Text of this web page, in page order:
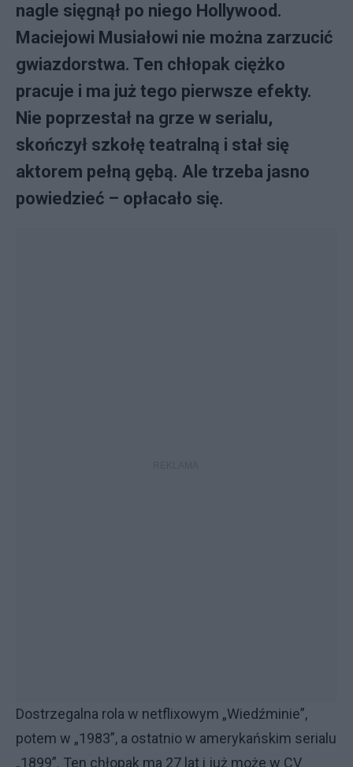
nagle sięgnął po niego Hollywood.
Maciejowi Musiałowi nie można zarzucić
gwiazdorstwa. Ten chłopak ciężko
pracuje i ma już tego pierwsze efekty.
Nie poprzestał na grze w serialu,
skończył szkołę teatralną i stał się
aktorem pełną gębą. Ale trzeba jasno
powiedzieć – opłacało się.
Dostrzegalna rola w netflixowym „Wiedźminie”,
potem w „1983”, a ostatnio w amerykańskim serialu
„1899”. Ten chłopak ma 27 lat i już może w CV